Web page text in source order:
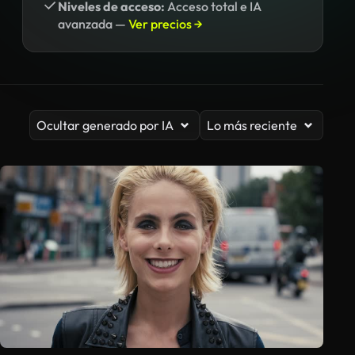
Niveles de acceso: Acceso total e IA
avanzada — Ver precios →
Ocultar generado por IA Lo más reciente